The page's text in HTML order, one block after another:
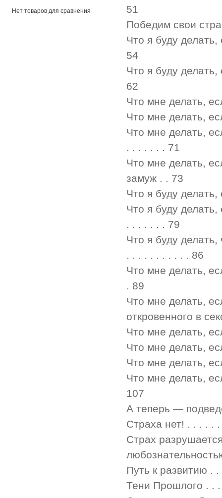
51
Победим свои
Что я буду
54
Что я буду
62
Что мне делать,
Что мне делать,
Что мне делать,
. . . . . . . 71
Что мне делать,
замуж . . 73
Что я буду
Что я буду
. . . . . . . 79
Что я буду
. . . . . . . . . . . 86
Что мне делать,
. 89
Что мне делать,
откровенного в
Что мне делать,
Что мне делать,
Что мне делать,
Что мне делать,
107
А теперь —
Страха нет! . . . . .
Страх
Путь к развитию .
Тени Прошлого . .
Нет товаров для сравнения